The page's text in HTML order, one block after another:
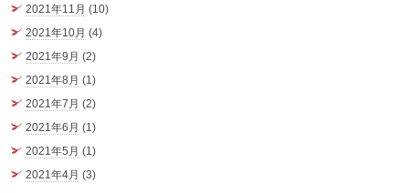
2021年11月 (10)
2021年10月 (4)
2021年9月 (2)
2021年8月 (1)
2021年7月 (2)
2021年6月 (1)
2021年5月 (1)
2021年4月 (3)